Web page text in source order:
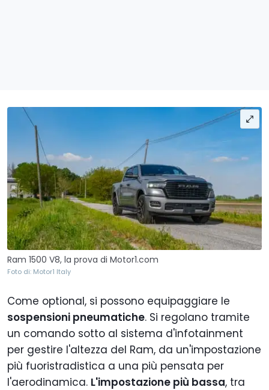
Ram 1500 V8, la prova di Motor1.com
Foto di: Motor1 Italy
Come optional, si possono equipaggiare le
sospensioni pneumatiche. Si regolano tramite
un comando sotto al sistema d'infotainment
per gestire l'altezza del Ram, da un'impostazione
più fuoristradistica a una più pensata per
l'aerodinamica. L'impostazione più bassa, tra